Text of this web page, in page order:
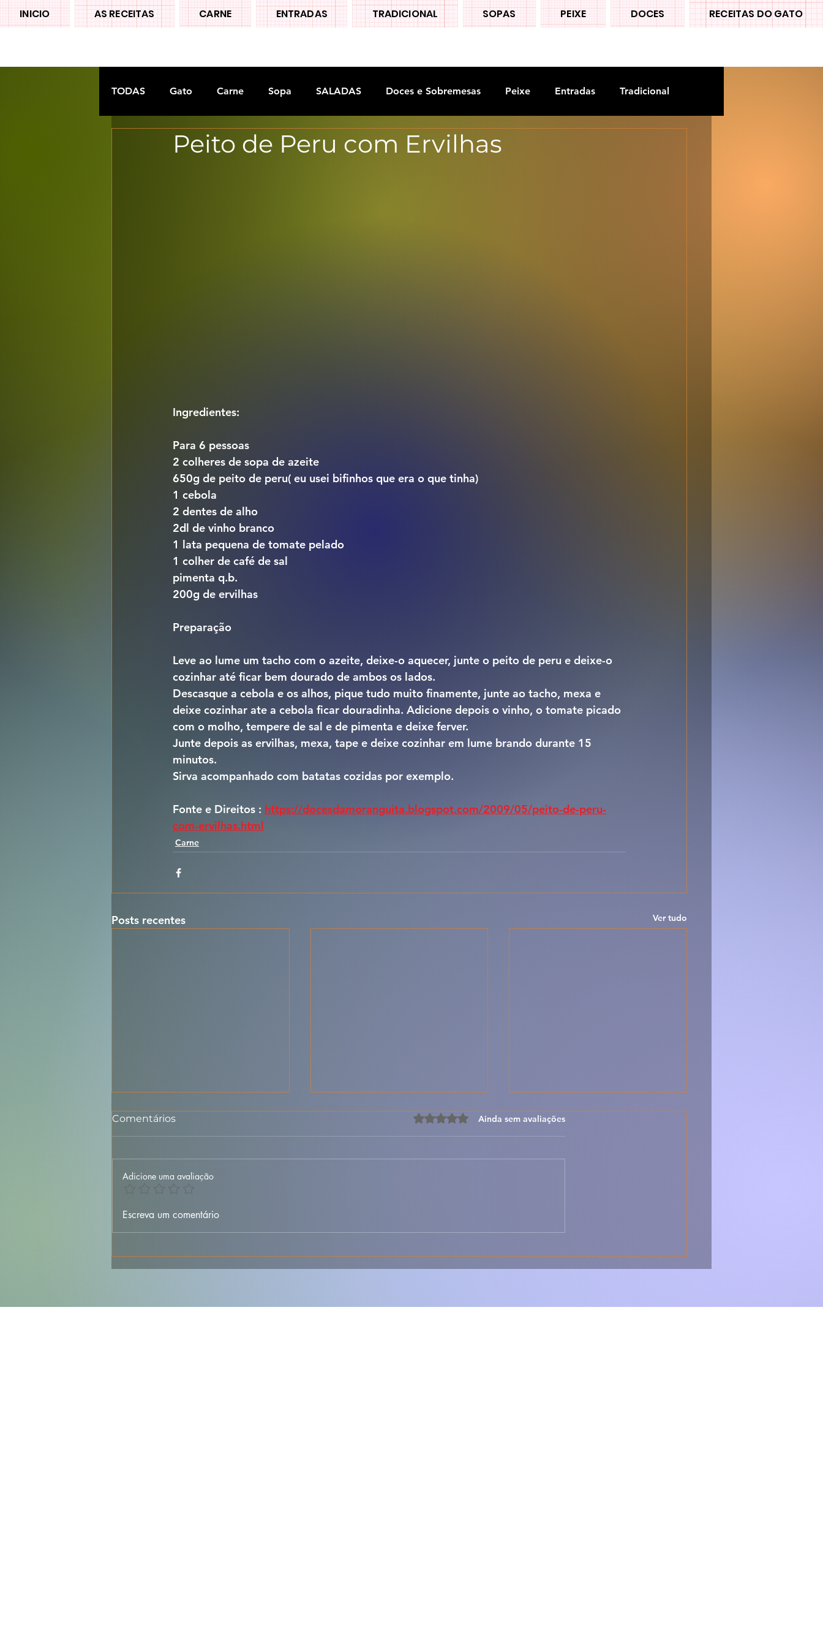
INICIO AS RECEITAS CARNE ENTRADAS TRADICIONAL SOPAS PEIXE DOCES RECEITAS DO GATO
TODAS Gato Carne Sopa SALADAS Doces e Sobremesas Peixe Entradas Tradicional
Doces tradiconais FRUTAS Legumes
Peito de Peru com Ervilhas
Ingredientes:
Para 6 pessoas
2 colheres de sopa de azeite
650g de peito de peru( eu usei bifinhos que era o que tinha)
1 cebola
2 dentes de alho
2dl de vinho branco
1 lata pequena de tomate pelado
1 colher de café de sal
pimenta q.b.
200g de ervilhas
Preparação
Leve ao lume um tacho com o azeite, deixe-o aquecer, junte o peito de peru e deixe-o
cozinhar até ficar bem dourado de ambos os lados.
Descasque a cebola e os alhos, pique tudo muito finamente, junte ao tacho, mexa e
deixe cozinhar ate a cebola ficar douradinha. Adicione depois o vinho, o tomate picado
com o molho, tempere de sal e de pimenta e deixe ferver.
Junte depois as ervilhas, mexa, tape e deixe cozinhar em lume brando durante 15
minutos.
Sirva acompanhado com batatas cozidas por exemplo.
Fonte e Direitos : https://docesdamoranguita.blogspot.com/2009/05/peito-de-peru-
com-ervilhas.html
Carne
Posts recentes Ver tudo
🐐🍚 Maranho da Beira
Sabor Português 🇵🇹
Muito Mais Fácil 🇵🇹
Comentários Avaliado com 0 de 5 estrelas.
Ainda sem avaliações
Adicione uma avaliação
Escreva um comentário